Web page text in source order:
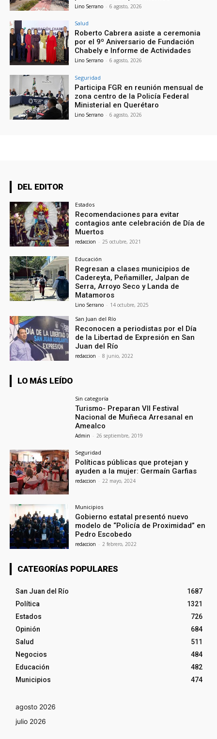
Lino Serrano - 6 agosto, 2026
Salud
Roberto Cabrera asiste a ceremonia
por el 9º Aniversario de Fundación
Chabely e Informe de Actividades
Lino Serrano - 6 agosto, 2026
Seguridad
Participa FGR en reunión mensual de
zona centro de la Policía Federal
Ministerial en Querétaro
Lino Serrano - 6 agosto, 2026
DEL EDITOR
Estados
Recomendaciones para evitar
contagios ante celebración de Día de
Muertos
redaccion - 25 octubre, 2021
Educación
Regresan a clases municipios de
Cadereyta, Peñamiller, Jalpan de
Serra, Arroyo Seco y Landa de
Matamoros
Lino Serrano - 14 octubre, 2025
San Juan del Río
Reconocen a periodistas por el Día
de la Libertad de Expresión en San
Juan del Río
redaccion - 8 junio, 2022
LO MÁS LEÍDO
Sin categoría
Turismo- Preparan VII Festival
Nacional de Muñeca Arresanal en
Amealco
Admin - 26 septiembre, 2019
Seguridad
Políticas públicas que protejan y
ayuden a la mujer: Germaín Garfias
redaccion - 22 mayo, 2024
Municipios
Gobierno estatal presentó nuevo
modelo de “Policía de Proximidad” en
Pedro Escobedo
redaccion - 2 febrero, 2022
CATEGORÍAS POPULARES
San Juan del Río
1687
Política
1321
Estados
726
Opinión
684
Salud
511
Negocios
484
Educación
482
Municipios
474
agosto 2026
julio 2026